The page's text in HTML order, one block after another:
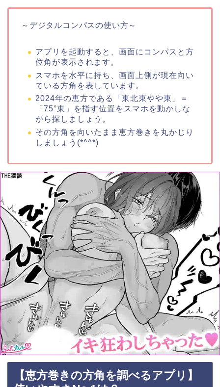
～デジタルコンパスの使い方～
アプリを起動すると、画面にコンパスと方
位角が表示されます。
スマホを水平に持ち、画面上側が現在向い
ている方角を表しています。
2024年の恵方である「東北東やや東」＝
「75°東」を指す位置をスマホを動かしな
がら探しましょう。
その方角を向いたまま恵方巻きを丸かじり
しましょう(*^^*)
【恵方巻きの方角を調べるアプリ】